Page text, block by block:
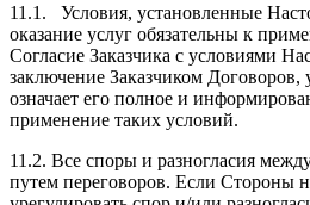
11.1. Условия, установленные
оказание услуг обязательны к
Согласие Заказчика с условиями
заключение Заказчиком Договоров,
означает его полное и
применение таких условий.
11.2. Все споры и разногласия
путем переговоров. Если Стороны